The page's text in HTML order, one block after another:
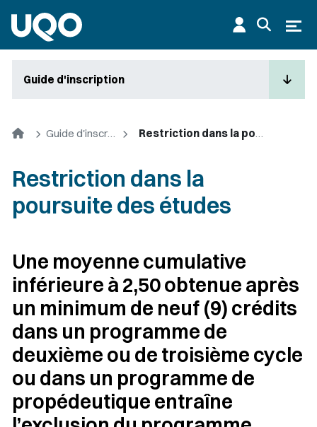
Guide d'inscription
Accueil Guide d'inscription Restriction dans la poursuite des études
Restriction dans la
poursuite des études
Une moyenne cumulative
inférieure à 2,50 obtenue après
un minimum de neuf (9) crédits
dans un programme de
deuxième ou de troisième cycle
ou dans un programme de
propédeutique entraîne